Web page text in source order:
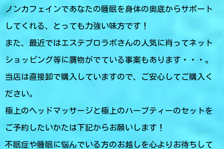
ノンカフェインであなたの睡眠を身体の奥底からサポート
してくれる、とっても力強い味方です！
また、最近ではエステプロラボさんの人気に肖ってネット
ショッピング等に贋物がでている事案もあります・・・。
当店は直接卸で購入していますので、ご安心してご購入く
ださい。
極上のヘッドマッサージと極上のハーブティーのセットを
ご予約したいかたは下記からお願いします！
不眠症や睡眠に悩んでいる方のお越しを心よりお待ちして